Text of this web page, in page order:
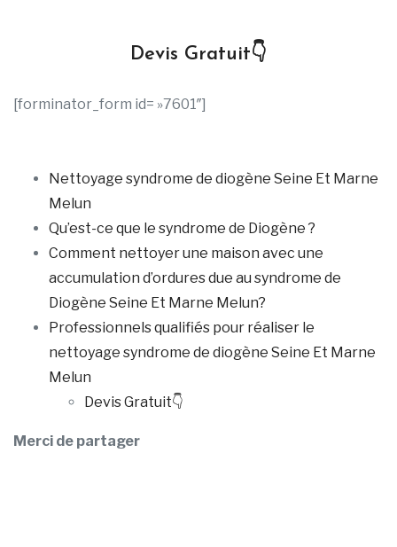
Devis Gratuit👇
[forminator_form id= »7601″]
Nettoyage syndrome de diogène Seine Et Marne
Melun
Qu’est-ce que le syndrome de Diogène ?
Comment nettoyer une maison avec une
accumulation d’ordures due au syndrome de
Diogène Seine Et Marne Melun?
Professionnels qualifiés pour réaliser le
nettoyage syndrome de diogène Seine Et Marne
Melun
Devis Gratuit👇
Merci de partager